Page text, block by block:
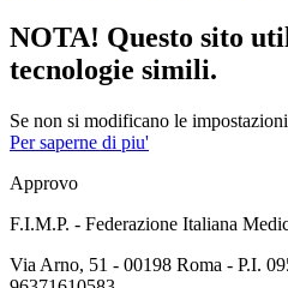
NOTA! Questo sito
tecnologie simili.
Se non si modificano le
Per saperne di piu'
Approvo
F.I.M.P. - Federazione Italiana
Via Arno, 51 - 00198 Roma - P.I.